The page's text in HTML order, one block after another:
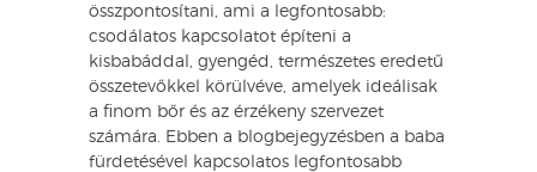
összpontosítani, ami a legfontosabb:
csodálatos kapcsolatot építeni a
kisbabáddal, gyengéd, természetes eredetű
összetevőkkel körülvéve, amelyek ideálisak
a finom bőr és az érzékeny szervezet
számára. Ebben a blogbejegyzésben a baba
fürdetésével kapcsolatos legfontosabb